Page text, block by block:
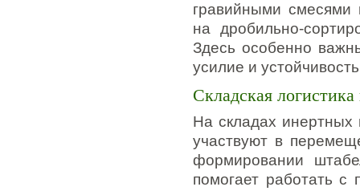
гравийными смесями
на дробильно-
Здесь особенно
усилие и
Складская
На складах инертных
участвуют в
формировании
помогает работать